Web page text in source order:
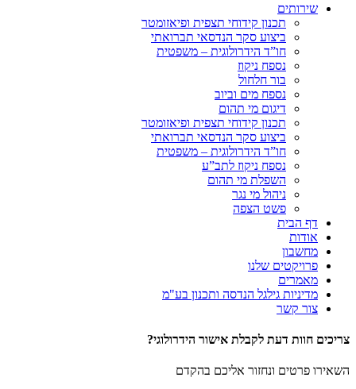
שירותים
תכנון קידוחי תצפית ופיאזומטר
ביצוע סקר הנדסאי תברואתי
חו”ד הידרולוגית – משפטית
נספח ניקוז
בור חלחול
נספח מים וביוב
דיגום מי תהום
תכנון קידוחי תצפית ופיאזומטר
ביצוע סקר הנדסאי תברואתי
חו”ד הידרולוגית – משפטית
נספח ניקוז לתב”ע
השפלת מי תהום
ניהול מי נגר
פשט הצפה
דף הבית
אודות
מחשבון
פרויקטים שלנו
מאמרים
מדיניות גילגל הנדסה ותכנון בע"מ
צור קשר
צריכים חוות דעת לקבלת אישור הידרולוגי?
השאירו פרטים ונחזור אליכם בהקדם